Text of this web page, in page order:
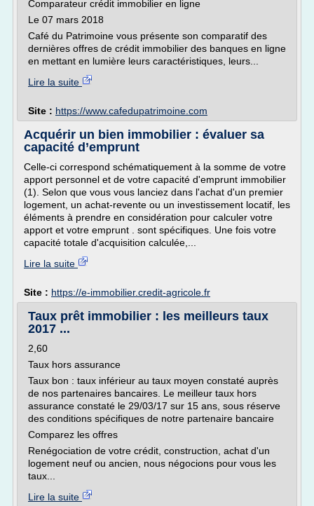
Comparateur crédit immobilier en ligne
Le 07 mars 2018
Café du Patrimoine vous présente son comparatif des
dernières offres de crédit immobilier des banques en ligne
en mettant en lumière leurs caractéristiques, leurs...
Lire la suite
Site : https://www.cafedupatrimoine.com
Acquérir un bien immobilier : évaluer sa
capacité d’emprunt
Celle-ci correspond schématiquement à la somme de votre
apport personnel et de votre capacité d'emprunt immobilier
(1). Selon que vous vous lanciez dans l'achat d'un premier
logement, un achat-revente ou un investissement locatif, les
éléments à prendre en considération pour calculer votre
apport et votre emprunt . sont spécifiques. Une fois votre
capacité totale d'acquisition calculée,...
Lire la suite
Site : https://e-immobilier.credit-agricole.fr
Taux prêt immobilier : les meilleurs taux
2017 ...
2,60
Taux hors assurance
Taux bon : taux inférieur au taux moyen constaté auprès
de nos partenaires bancaires. Le meilleur taux hors
assurance constaté le 29/03/17 sur 15 ans, sous réserve
des conditions spécifiques de notre partenaire bancaire
Comparez les offres
Renégociation de votre crédit, construction, achat d'un
logement neuf ou ancien, nous négocions pour vous les
taux...
Lire la suite